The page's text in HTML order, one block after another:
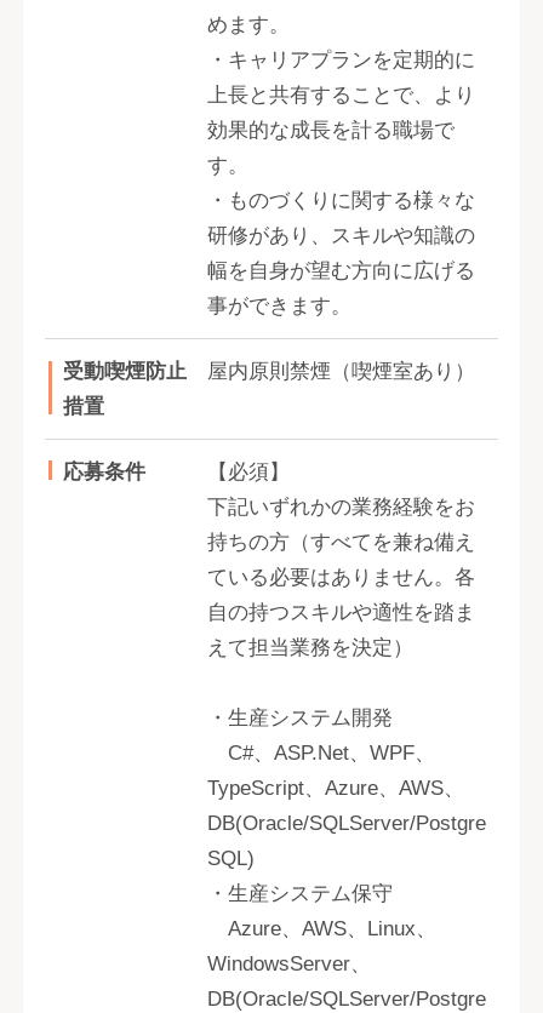
めます。
・キャリアプランを定期的に
上長と共有することで、より
効果的な成長を計る職場で
す。
・ものづくりに関する様々な
研修があり、スキルや知識の
幅を自身が望む方向に広げる
事ができます。
受動喫煙防止
措置
屋内原則禁煙（喫煙室あり）
応募条件
【必須】
下記いずれかの業務経験をお
持ちの方（すべてを兼ね備え
ている必要はありません。各
自の持つスキルや適性を踏ま
えて担当業務を決定）
・生産システム開発
C#、ASP.Net、WPF、
TypeScript、Azure、AWS、
DB(Oracle/SQLServer/Postgre
SQL)
・生産システム保守
Azure、AWS、Linux、
WindowsServer、
DB(Oracle/SQLServer/Postgre